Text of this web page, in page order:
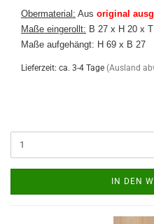
Obermaterial: Aus original
Maße eingerollt: B 27 x H 20 x
Maße aufgehängt: H 69 x B 27
Lieferzeit: ca. 3-4 Tage (Ausland
IN DEN